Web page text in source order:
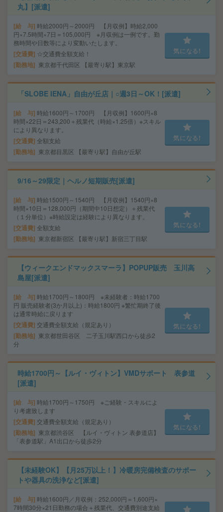
丸】[派遣]
給 与 時給2000円～2000円 【月収例】時給2,000
円×7.5時間×7日＝105,000円 ※月収例は一例です。勤
務時間や日数等により変動いたします。
交通費 ☆交通費全額支給！
勤務地 東京都千代田区 【最寄り駅】東京駅
気になる!
「SLOBE IENA」自由が丘店｜○週3日～OK！[派遣]
給 与 時給1600円～1700円 【月収例】1600円×8
時間×22日＝243,200＋残業代（時給×1.25倍）※スキル
により異なります。
交通費 全額支給
勤務地 東京都目黒区 【最寄り駅】自由が丘駅
気になる!
9/16～29限定｜ヘルノ短期販売[派遣]
給 与 時給1500円～1540円 【月収例】1540円×8
時間×10日＝128,000円（期間中10日想定）＋残業代
（１分単位）※時給設定は経験により異なります。
交通費 全額支給
勤務地 東京都新宿区 【最寄り駅】新宿三丁目駅
気になる!
【ウィークエンドマックスマーラ】POPUP販売 玉川高
島屋[派遣]
給 与 時給1700円～1800円 ※未経験者：時給1700
円 販売経験者(3か月以上)：時給1800円 ※繁忙期終了後
は通常時給に戻ります
交通費 交通費全額支給（規定あり）
勤務地
東京都世田谷区 二子玉川駅西口から徒歩2
分
気になる!
時給1700円～【ルイ・ヴィトン】VMDサポート 表参道
[派遣]
給 与 時給1700円～1750円 ※ご経験・スキルによ
り考慮致します
交通費 交通費全額支給（規定あり）
勤務地
東京都渋谷区 【ルイ・ヴィトン 表参道店】
「表参道駅」A1出口から徒歩2分
気になる!
【未経験OK】【月25万以上！】冷暖房完備検査のサポー
トや器具の洗浄など[派遣]
給 与 時給1600円／月収例：252,000円＝1,600円×
7時間30分×21日勤務の場合＋残業代、交通費別途支給